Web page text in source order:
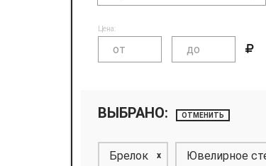
Цена:
ВЫБРАНО: ОТМЕНИТЬ
Брелок x Ювелирное